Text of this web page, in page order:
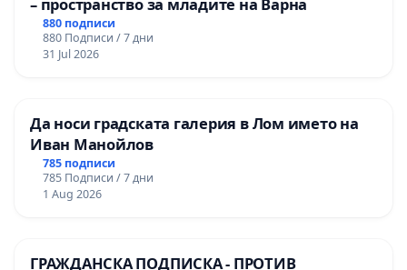
– пространство за младите на Варна
880 подписи
880 Подписи / 7 дни
31 Jul 2026
Да носи градската галерия в Лом името на
Иван Манойлов
785 подписи
785 Подписи / 7 дни
1 Aug 2026
ГРАЖДАНСКА ПОДПИСКА - ПРОТИВ